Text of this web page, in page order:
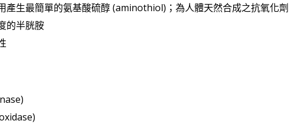
產生最簡單的氨基酸硫醇 (aminothiol)；為人體天然合成之抗氧化劑
的半胱胺